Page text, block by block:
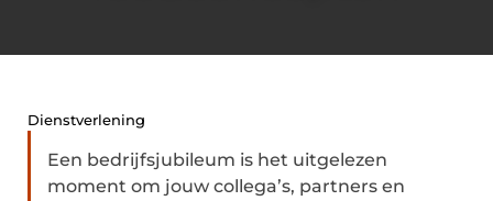
Dienstverlening
Een bedrijfsjubileum is het uitgelezen
moment om jouw collega’s, partners en